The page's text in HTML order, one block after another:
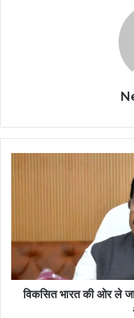
वाला
ऐतिहासिक
बजट
विकसित भारत की ओर ले